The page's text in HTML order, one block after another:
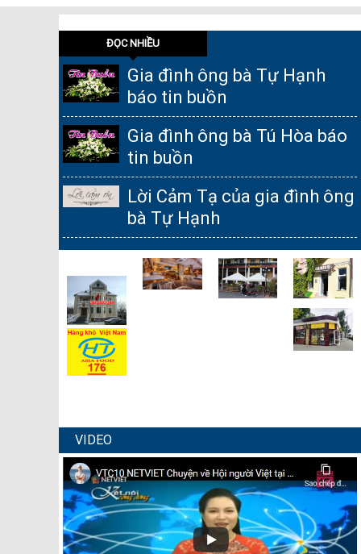
ĐỌC NHIỀU
Gia đình ông bà Tự Hạnh
báo tin buồn
Gia đình ông bà Tú Hòa báo
tin buồn
Lời Cảm Tạ của gia đình ông
bà Tự Hạnh
VIDEO